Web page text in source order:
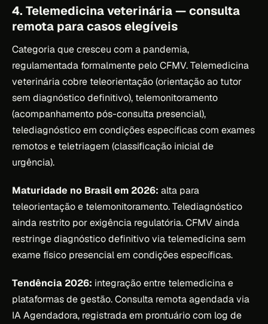
4. Telemedicina veterinária — consulta
remota para casos elegíveis
Categoria que cresceu com a pandemia,
regulamentada formalmente pelo CFMV. Telemedicina
veterinária cobre teleorientação (orientação ao tutor
sem diagnóstico definitivo), telemonitoramento
(acompanhamento pós-consulta presencial),
telediagnóstico em condições específicas com exames
remotos e teletriagem (classificação inicial de
urgência).
Maturidade no Brasil em 2026: alta para
teleorientação e telemonitoramento. Telediagnóstico
ainda restrito por exigência regulatória. CFMV ainda
restringe diagnóstico definitivo via telemedicina sem
exame físico presencial em condições específicas.
Tendência 2026: integração entre telemedicina e
plataformas de gestão. Consulta remota agendada via
IA Agendadora, registrada em prontuário com log de